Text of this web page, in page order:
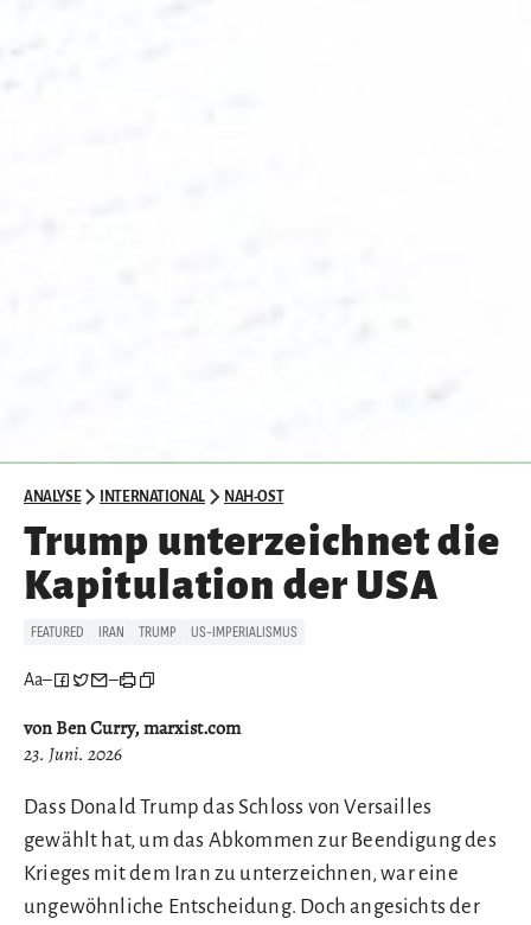
ANALYSE INTERNATIONAL NAH-OST
Trump unterzeichnet die
Kapitulation der USA
FEATURED IRAN TRUMP US-IMPERIALISMUS
Aa– –
von Ben Curry, marxist.com
23. Juni. 2026
Dass Donald Trump das Schloss von Versailles
gewählt hat, um das Abkommen zur Beendigung des
Krieges mit dem Iran zu unterzeichnen, war eine
ungewöhnliche Entscheidung. Doch angesichts der